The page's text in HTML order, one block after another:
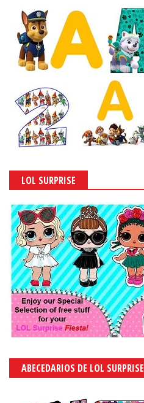
LOL SURPRISE
ABECEDARIOS DE LOL SURPRISE